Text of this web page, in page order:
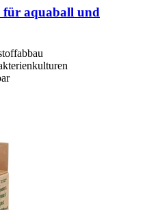
für aquaball und